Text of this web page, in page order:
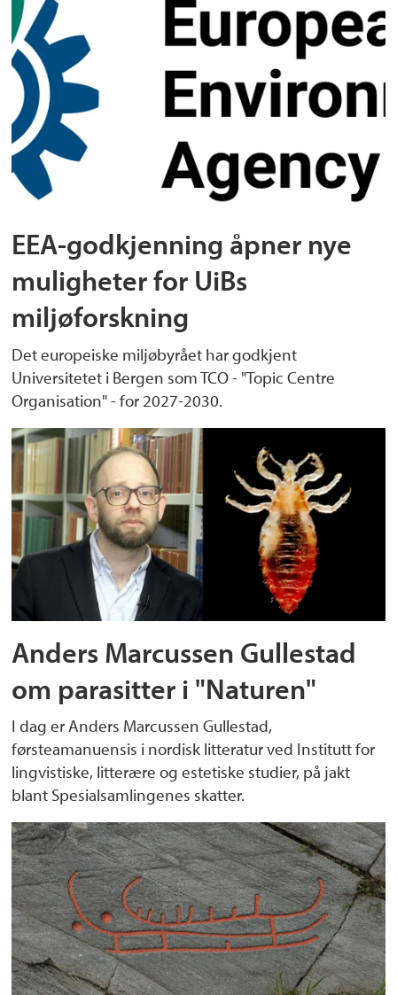
EEA-godkjenning åpner nye
muligheter for UiBs
miljøforskning
Det europeiske miljøbyrået har godkjent
Universitetet i Bergen som TCO - "Topic Centre
Organisation" - for 2027-2030.
Anders Marcussen Gullestad
om parasitter i "Naturen"
I dag er Anders Marcussen Gullestad,
førsteamanuensis i nordisk litteratur ved Institutt for
lingvistiske, litterære og estetiske studier, på jakt
blant Spesialsamlingenes skatter.